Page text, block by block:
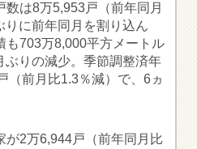
は8万5,953戸（前年同月
りに前年同月を割り込ん
も703万8,000平方メートル
ぶりの減少。季節調整済年
（前月比1.3％減）で、6ヵ
2万6,944戸（前年同月比